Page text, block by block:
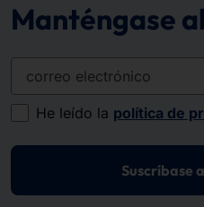
Manténgase
correo electrónico
He leído la política de
Suscríbase